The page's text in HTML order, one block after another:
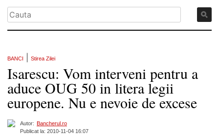
BANCI Stirea Zilei
Isarescu: Vom interveni pentru a
aduce OUG 50 in litera legii
europene. Nu e nevoie de excese
Autor: Bancherul.ro
Publicat la: 2010-11-04 16:07